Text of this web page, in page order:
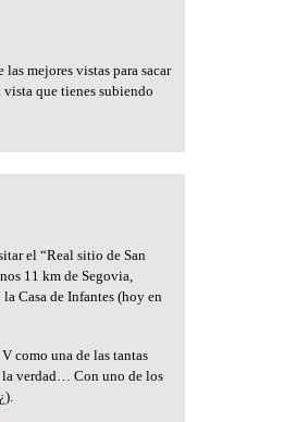
mejores vistas para sacar
que tienes subiendo
el “Real sitio de San
11 km de Segovia,
Casa de Infantes (hoy en
como una de las tantas
la verdad… Con uno de los